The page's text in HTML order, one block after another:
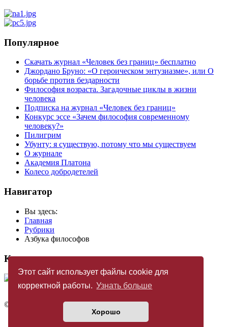
Этот сайт использует файлы cookie для
корректной работы. Узнать больше
Хорошо
Популярное
Скачать журнал «Человек без границ» бесплатно
Джордано Бруно: «О героическом энтузиазме», или О
борьбе против бездарности
Философия возраста. Загадочные циклы в жизни
человека
Подписка на журнал «Человек без границ»
Конкурс эссе «Зачем философия современному
человеку?»
Пилигрим
Убунту: я существую, потому что мы существуем
О журнале
Академия Платона
Колесо добродетелей
Навигатор
Вы здесь:
Главная
Рубрики
Азбука философов
Купить журнал
© Издательство «Новый Акрополь»2005 — 2026
Политика конфиденциальности